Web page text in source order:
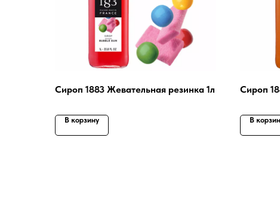
Сироп 1883 Жевательная резинка 1л
В корзину
Сироп
В